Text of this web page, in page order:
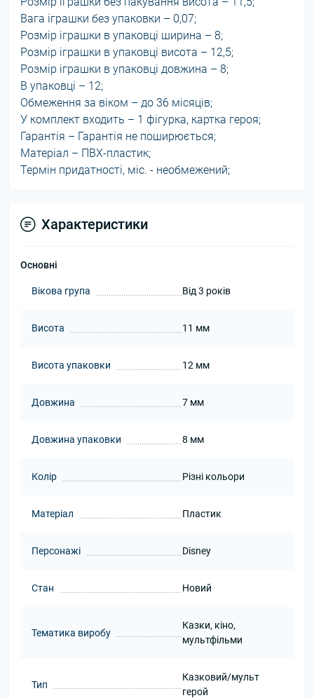
Вага іграшки без упаковки – 0,07;
Розмір іграшки в упаковці ширина – 8;
Розмір іграшки в упаковці висота – 12,5;
Розмір іграшки в упаковці довжина – 8;
В упаковці – 12;
Обмеження за віком – до 36 місяців;
У комплект входить – 1 фігурка, картка героя;
Гарантія – Гарантія не поширюється;
Матеріал – ПВХ-пластик;
Термін придатності, міс. - необмежений;
Характеристики
Основні
Вікова група Від 3 років
Висота 11 мм
Висота упаковки 12 мм
Довжина 7 мм
Довжина упаковки 8 мм
Колір Різні кольори
Матеріал Пластик
Персонажі Disney
Стан Новий
Тематика виробу
Казки, кіно,
мультфільми
Тип
Казковий/мульт
герой